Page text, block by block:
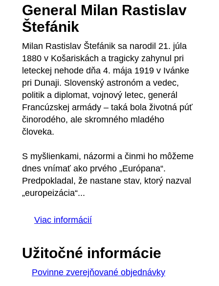
General Milan Rastislav
Štefánik
Milan Rastislav Štefánik sa narodil 21. júla
1880 v Košariskách a tragicky zahynul pri
leteckej nehode dňa 4. mája 1919 v Ivánke
pri Dunaji. Slovenský astronóm a vedec,
politik a diplomat, vojnový letec, generál
Francúzskej armády – taká bola životná púť
činorodého, ale skromného mladého
človeka.
S myšlienkami, názormi a činmi ho môžeme
dnes vnímať ako prvého „Európana“.
Predpokladal, že nastane stav, ktorý nazval
„europeizácia“...
Viac informácií
Užitočné informácie
Povinne zverejňované objednávky